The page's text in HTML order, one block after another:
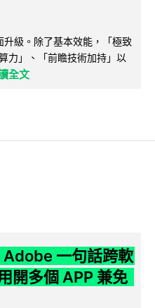
級。除了基本效能，「極致
力」、「前瞻技術加持」以
全文
一句話跨軟
開多個 APP 兼免